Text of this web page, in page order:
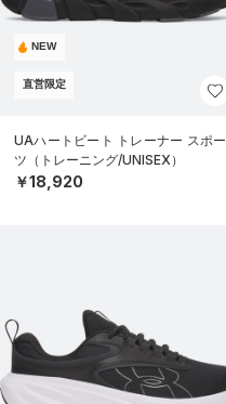
NEW
直営限定
UAハートビート トレーナー スポー
ツ（トレーニング/UNISEX）
￥18,920